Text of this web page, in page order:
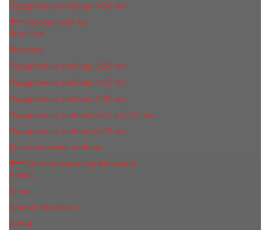
Подарочные наборы 3x20 мл
Наборы 3х20 мл
Женские
Мужские
Подарочные наборы 3х30 мл
Подарочные наборы 4x15 мл
Подарочные наборы 4x30 мл
Подарочные наборы 5x11 и 5х12 мл
Подарочные наборы 5x15 мл
Косметические наборы
Оригинальная парфюмерия
Adidas
Ajmal
Antonio Banderas
Armaf